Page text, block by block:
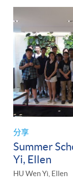
分享
Summer
Yi, Ellen
HU Wen Yi, Ellen